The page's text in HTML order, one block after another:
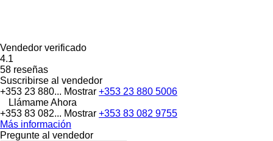
Vendedor verificado
4.1
58 reseñas
Suscribirse al vendedor
+353 23 880... Mostrar +353 23 880 5006
Llámame Ahora
+353 83 082... Mostrar +353 83 082 9755
Más información
Pregunte al vendedor